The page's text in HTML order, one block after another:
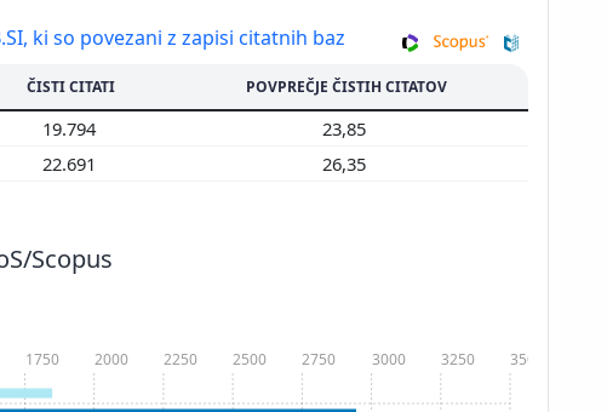
ki so povezani z zapisi citatnih baz
ČISTI CITATI POVPREČJE ČISTIH CITATOV
19.794
23,85
22.691 26,35
Scopus
1750 2000 2250 2500 2750 3000 3250 3500